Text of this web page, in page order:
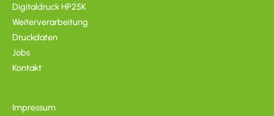
Digitaldruck HP25K
Weiterverarbeitung
Druckdaten
Jobs
Kontakt
Impressum